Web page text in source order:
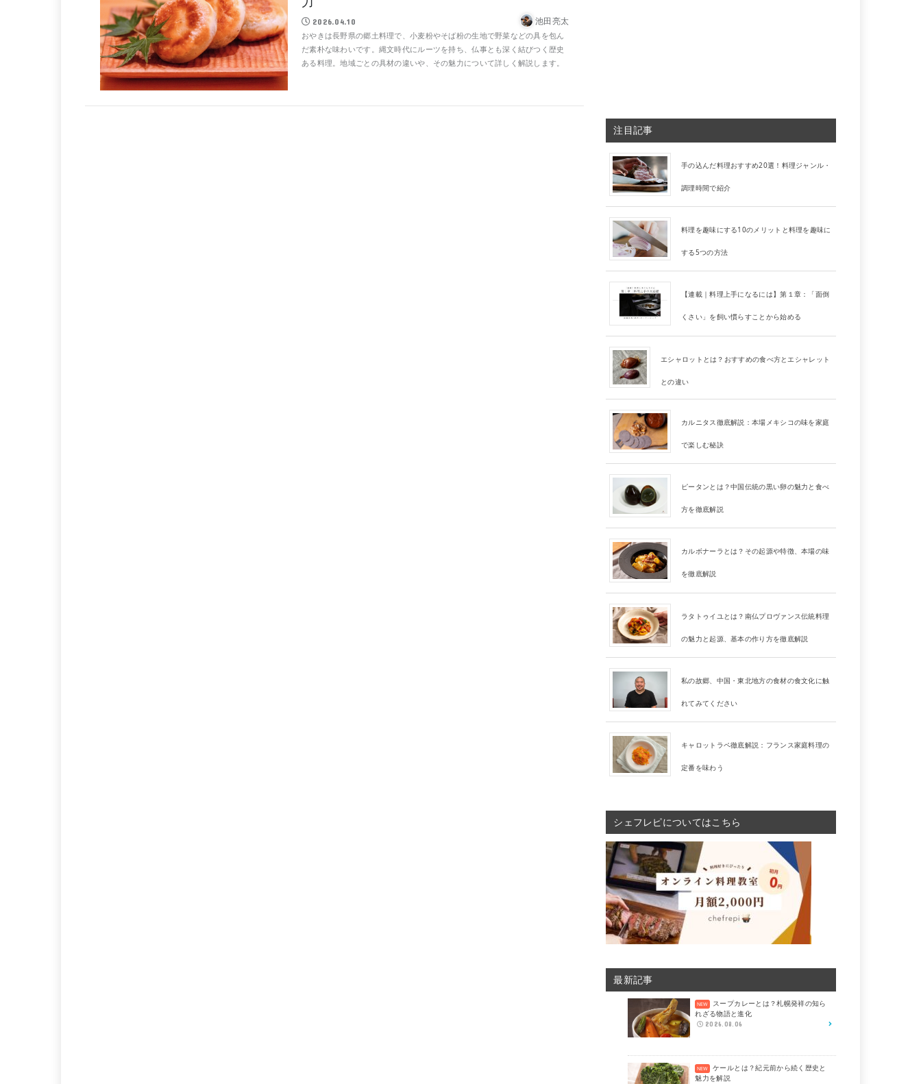
2026.04.10 池田亮太
おやきは長野県の郷土料理で、小麦粉やそば粉の生地で野菜などの具を包ん
だ素朴な味わいです。縄文時代にルーツを持ち、仏事とも深く結びつく歴史
ある料理。地域ごとの具材の違いや、その魅力について詳しく解説します。
注目記事
手の込んだ料理おすすめ20選！料理ジャンル・
調理時間で紹介
料理を趣味にする10のメリットと料理を趣味に
する5つの方法
【連載｜料理上手になるには】第１章：「面倒
くさい」を飼い慣らすことから始める
エシャロットとは？おすすめの食べ方とエシャレット
との違い
カルニタス徹底解説：本場メキシコの味を家庭
で楽しむ秘訣
ピータンとは？中国伝統の黒い卵の魅力と食べ
方を徹底解説
カルボナーラとは？その起源や特徴、本場の味
を徹底解説
ラタトゥイユとは？南仏プロヴァンス伝統料理
の魅力と起源、基本の作り方を徹底解説
私の故郷、中国・東北地方の食材の食文化に触
れてみてください
キャロットラペ徹底解説：フランス家庭料理の
定番を味わう
シェフレピについてはこちら
最新記事
スープカレーとは？札幌発祥の知ら
れざる物語と進化
2026.08.06
ケールとは？紀元前から続く歴史と
魅力を解説